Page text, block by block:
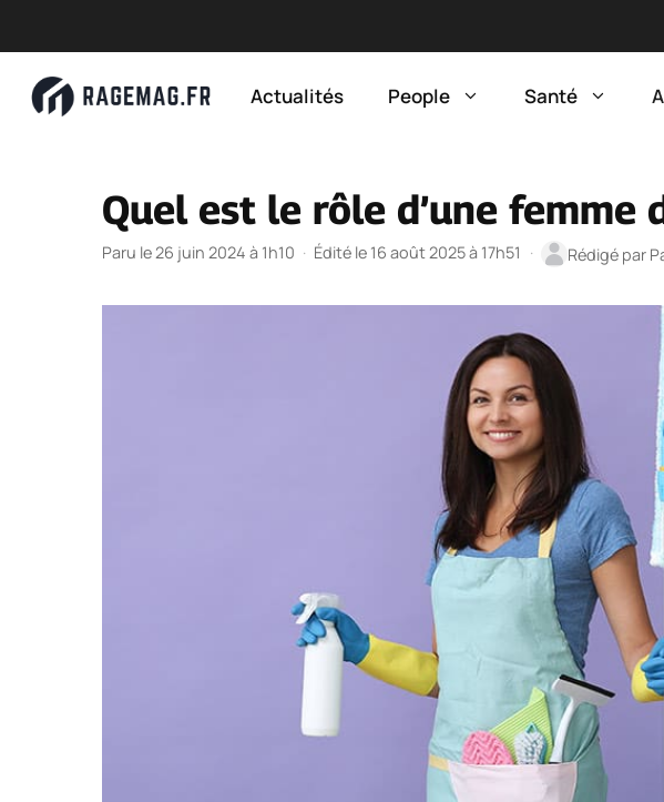
Actualités People Santé
Quel est le rôle d’une femme
Paru le 26 juin 2024 à 1h10 · Édité le 16 août 2025 à 17h51 · Rédigé par